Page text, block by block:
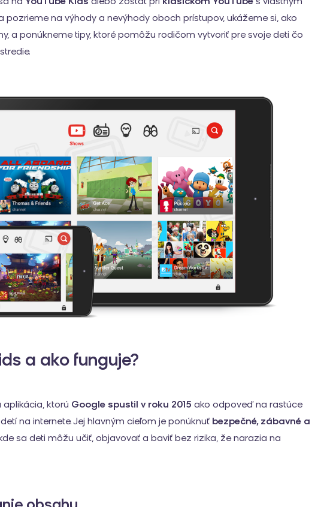
pozrieme na výhody a nevýhody oboch prístupov, ukážeme si, ako
a ponúkneme tipy, ktoré pomôžu rodičom vytvoriť pre svoje deti čo
a ako funguje?
ktorú Google spustil v roku 2015 ako odpoveď na rastúce
na internete. Jej hlavným cieľom je ponúknuť bezpečné, zábavné a
sa deti môžu učiť, objavovať a baviť bez rizika, že narazia na